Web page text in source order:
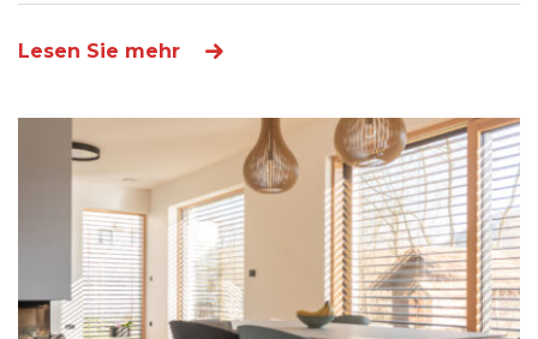
Lesen Sie mehr